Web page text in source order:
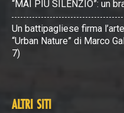
“MAI PIÙ SILENZIO”: un
Un battipagliese firma
“Urban Nature” di Marco
7)
ALTRI SITI